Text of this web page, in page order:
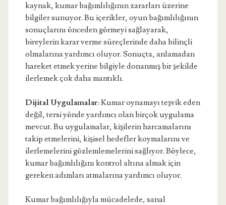
kaynak, kumar bağımlılığının zararları üzerine
bilgiler sunuyor. Bu içerikler, oyun bağımlılığının
sonuçlarını önceden görmeyi sağlayarak,
bireylerin karar verme süreçlerinde daha bilinçli
olmalarına yardımcı oluyor. Sonuçta, anlamadan
hareket etmek yerine bilgiyle donanmış bir şekilde
ilerlemek çok daha mantıklı.
Dijital Uygulamalar: Kumar oynamayı teşvik eden
değil, tersi yönde yardımcı olan birçok uygulama
mevcut. Bu uygulamalar, kişilerin harcamalarını
takip etmelerini, kişisel hedefler koymalarını ve
ilerlemelerini gözlemlemelerini sağlıyor. Böylece,
kumar bağımlılığını kontrol altına almak için
gereken adımları atmalarına yardımcı oluyor.
Kumar bağımlılığıyla mücadelede, sanal